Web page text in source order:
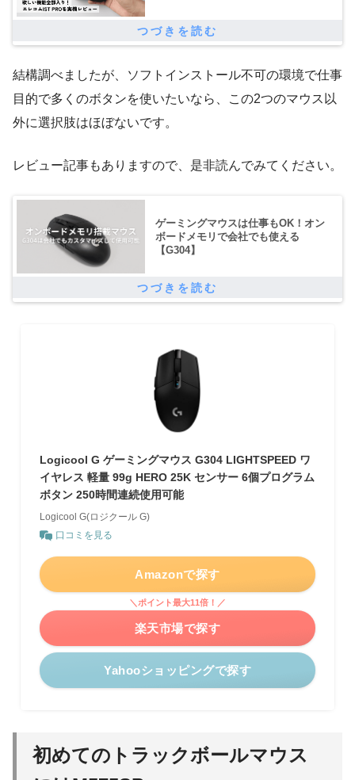
結構調べましたが、ソフトインストール不可の環境で仕事
目的で多くのボタンを使いたいなら、この2つのマウス以
外に選択肢はほぼないです。
レビュー記事もありますので、是非読んでみてください。
ゲーミングマウスは仕事もOK！オン
ボードメモリで会社でも使える
【G304】
Logicool G ゲーミングマウス G304 LIGHTSPEED ワ
イヤレス 軽量 99g HERO 25K センサー 6個プログラム
ボタン 250時間連続使用可能
Logicool G(ロジクール G)
口コミを見る
Amazonで探す
＼ポイント最大11倍！／
楽天市場で探す
Yahooショッピングで探す
初めてのトラックボールマウス